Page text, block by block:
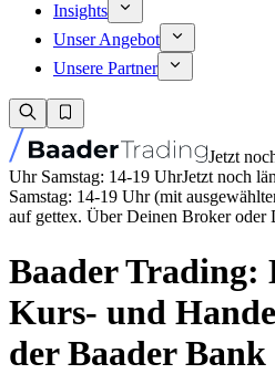
Insights
Unser Angebot
Unsere Partner
Jetzt
Uhr Samstag: 14-19 UhrJetzt noch
Samstag: 14-19 Uhr (mit
auf gettex. Über Deinen Broker oder
Baader Trading:
Kurs- und
der Baader Bank